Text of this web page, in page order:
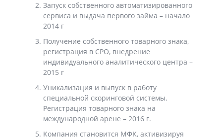
Запуск собственного автоматизированного
сервиса и выдача первого займа – начало
2014 г
Получение собственного товарного знака,
регистрация в СРО, внедрение
индивидуального аналитического центра –
2015 г
Уникализация и выпуск в работу
специальной скоринговой системы.
Регистрация товарного знака на
международной арене – 2016 г.
Компания становится МФК, активизируя